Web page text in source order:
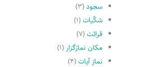
سجود(۳)
شکّیات(۱)
قرائت(۷)
مکان نمازگزار (۱)
نماز آیات(۴)